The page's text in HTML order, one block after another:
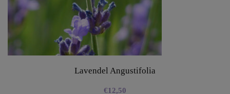
Lavendel Angustifolia
€12,50